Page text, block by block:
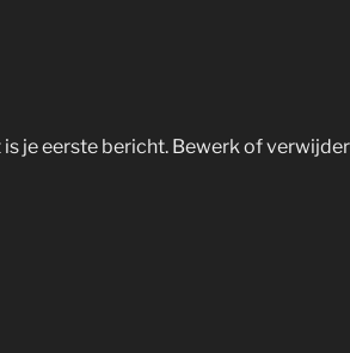
je eerste bericht. Bewerk of